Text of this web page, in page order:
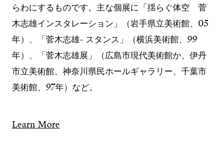
らわにするものです。主な個展に「揺らぐ体空 菅
木志雄インスタレーション」（岩手県立美術館、05
年）、「菅木志雄- スタンス」（横浜美術館、99
年）、「菅木志雄展」（広島市現代美術館か、伊丹
市立美術館、神奈川県民ホールギャラリー、千葉市
美術館、97年）など。
Learn More